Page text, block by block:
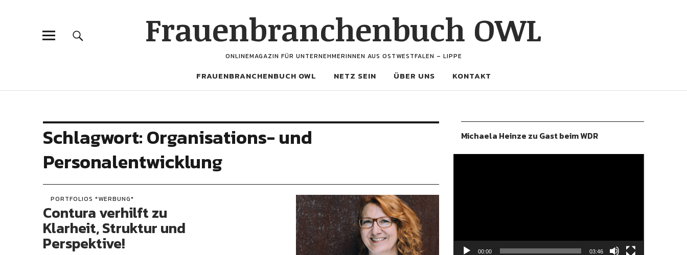
Frauenbranchenbuch OWL
ONLINEMAGAZIN FÜR UNTERNEHMERINNEN AUS OSTWESTFALEN – LIPPE
FRAUENBRANCHENBUCH OWL NETZ SEIN ÜBER UNS KONTAKT
Schlagwort:Organisations- und
Personalentwicklung
PORTFOLIOS *WERBUNG*
Contura verhilft zu
Klarheit, Struktur und
Perspektive!
Michaela Heinze zu Gast beim WDR
00:00 03:46